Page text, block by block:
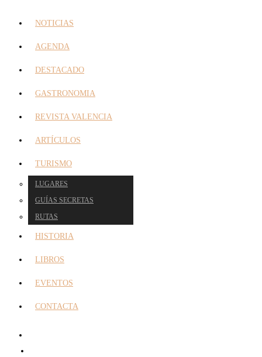
NOTICIAS
AGENDA
DESTACADO
GASTRONOMIA
REVISTA VALENCIA
ARTÍCULOS
TURISMO
LUGARES
GUÍAS SECRETAS
RUTAS
HISTORIA
LIBROS
EVENTOS
CONTACTA